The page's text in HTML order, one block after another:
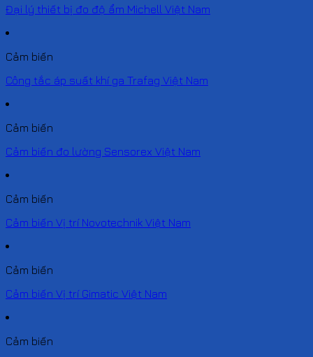
Đại lý thiết bị đo độ ẩm Michell Việt Nam
Cảm biến
Công tắc áp suất khí ga Trafag Việt Nam
Cảm biến
Cảm biến đo lường Sensorex Việt Nam
Cảm biến
Cảm biến Vị trí Novotechnik Việt Nam
Cảm biến
Cảm biến Vị trí Gimatic Việt Nam
Cảm biến